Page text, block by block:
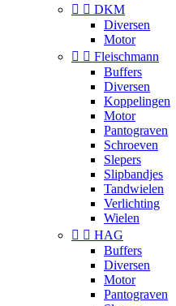
  DKM
Diversen
Motor
  Fleischmann
Buffers
Diversen
Koppelingen
Motor
Pantograven
Schroeven
Slepers
Slipbandjes
Tandwielen
Verlichting
Wielen
  HAG
Buffers
Diversen
Motor
Pantograven